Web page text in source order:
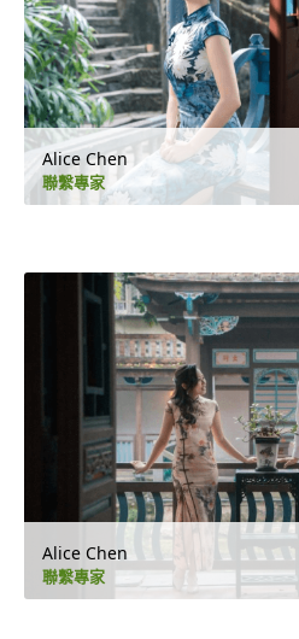
Alice Chen
聯繫專家
Alice Chen
聯繫專家